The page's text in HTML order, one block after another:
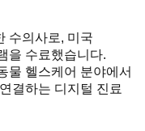
수의사로, 미국
을 수료했습니다.
물 헬스케어 분야에서
결하는 디지털 진료